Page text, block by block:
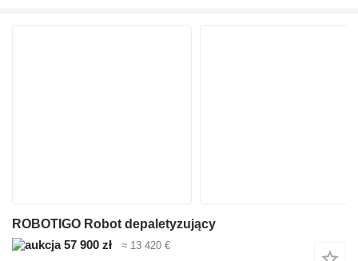
ROBOTIGO Robot depaletyzujący
57 900 zł
≈ 13 420 €